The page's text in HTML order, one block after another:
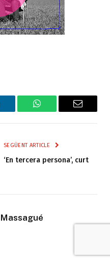
WhatsAppEmail
SEGÜENT ARTICLE
‘En tercera persona’, curt